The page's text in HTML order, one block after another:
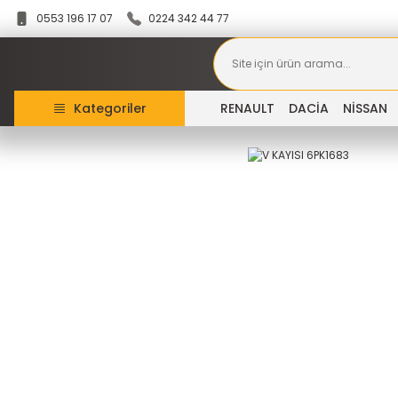
0553 196 17 07 0224 342 44 77
Kategoriler RENAULT DACİA NİSSAN